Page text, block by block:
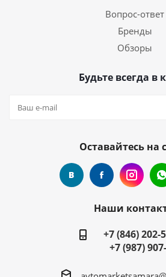
Вопрос-ответ
Бренды
Обзоры
Будьте всегда в
Оставайтесь на
Наши
+7 (846) 202-
+7 (987)